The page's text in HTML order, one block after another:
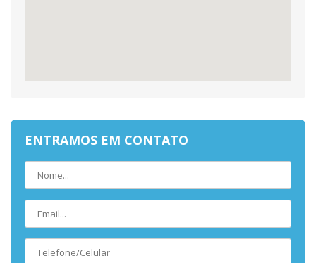
ENTRAMOS EM CONTATO